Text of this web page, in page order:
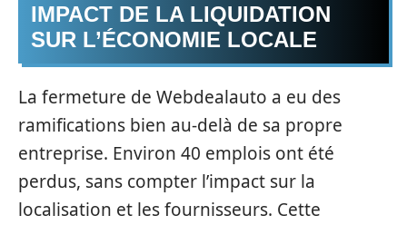
IMPACT DE LA LIQUIDATION
SUR L’ÉCONOMIE LOCALE
La fermeture de Webdealauto a eu des
ramifications bien au-delà de sa propre
entreprise. Environ 40 emplois ont été
perdus, sans compter l’impact sur la
localisation et les fournisseurs. Cette